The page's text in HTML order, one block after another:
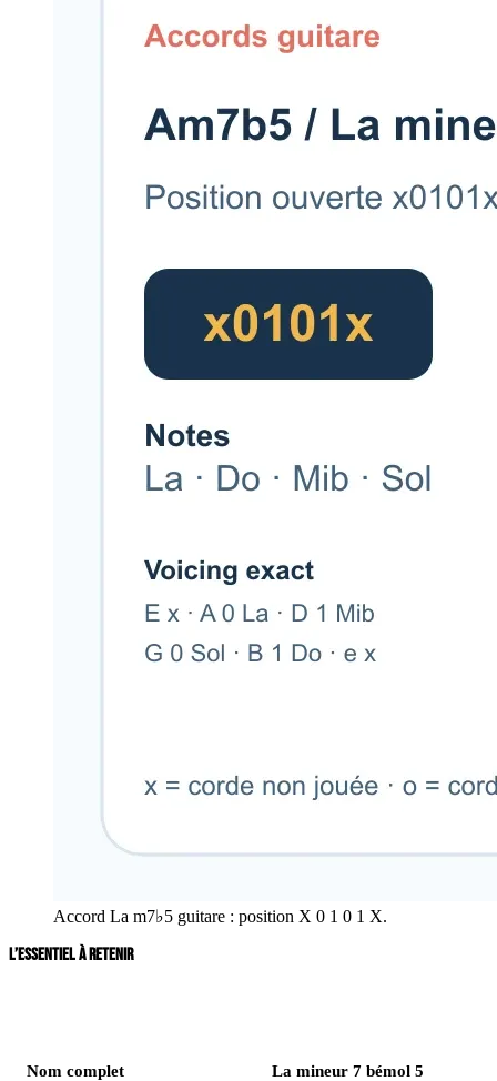
Accord La m7♭5 guitare : position X 0 1 0 1 X.
L’ESSENTIEL À RETENIR
Nom complet La mineur 7 bémol 5